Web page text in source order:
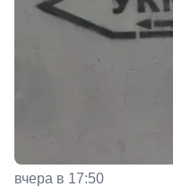
вчера в 17:50